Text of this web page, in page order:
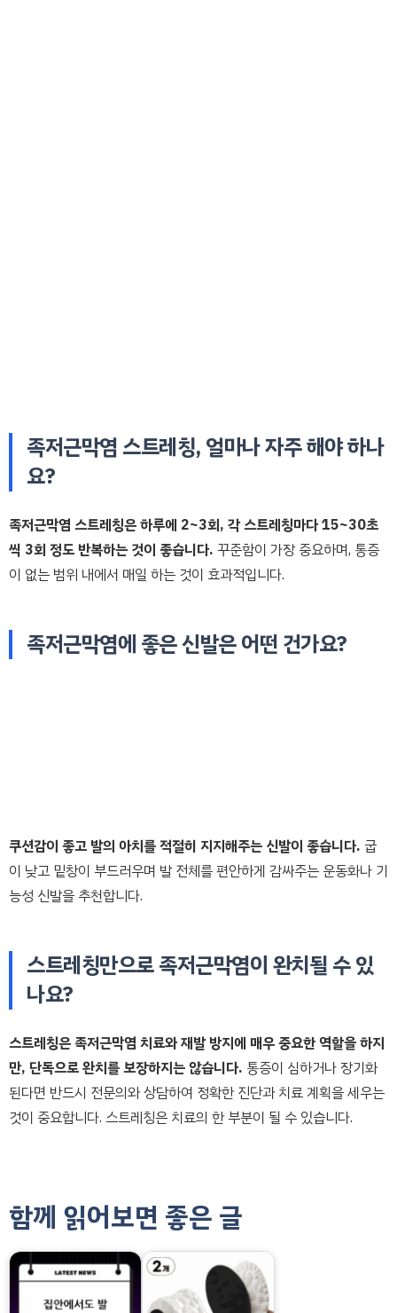
족저근막염 스트레칭, 얼마나 자주 해야 하나
요?
족저근막염 스트레칭은 하루에 2~3회, 각 스트레칭마다 15~30초
씩 3회 정도 반복하는 것이 좋습니다. 꾸준함이 가장 중요하며, 통증
이 없는 범위 내에서 매일 하는 것이 효과적입니다.
족저근막염에 좋은 신발은 어떤 건가요?
쿠션감이 좋고 발의 아치를 적절히 지지해주는 신발이 좋습니다. 굽
이 낮고 밑창이 부드러우며 발 전체를 편안하게 감싸주는 운동화나 기
능성 신발을 추천합니다.
스트레칭만으로 족저근막염이 완치될 수 있
나요?
스트레칭은 족저근막염 치료와 재발 방지에 매우 중요한 역할을 하지
만, 단독으로 완치를 보장하지는 않습니다. 통증이 심하거나 장기화
된다면 반드시 전문의와 상담하여 정확한 진단과 치료 계획을 세우는
것이 중요합니다. 스트레칭은 치료의 한 부분이 될 수 있습니다.
함께 읽어보면 좋은 글